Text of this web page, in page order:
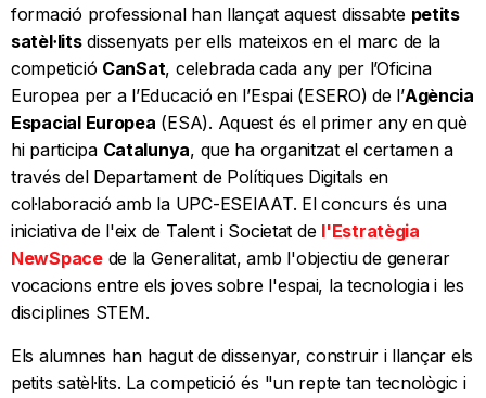
formació professional han llançat aquest dissabte petits
satèl·litsdissenyats per ells mateixos en el marc de la
competició CanSat, celebrada cada any per l’Oficina
Europea per a l’Educació en l’Espai (ESERO) de l’Agència
Espacial Europea (ESA). Aquest és el primer any en què
hi participa Catalunya, que ha organitzat el certamen a
través del Departament de Polítiques Digitals en
col·laboració amb la UPC-ESEIAAT. El concurs és una
iniciativa de l'eix de Talent i Societat de l'Estratègia
NewSpacede la Generalitat, amb l'objectiu de generar
vocacions entre els joves sobre l'espai, la tecnologia i les
disciplines STEM.
Els alumnes han hagut de dissenyar, construir i llançar els
petits satèl·lits. La competició és "un repte tan tecnològic i